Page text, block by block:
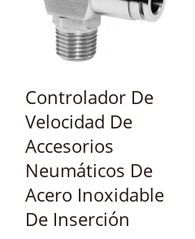
Controlador De
Velocidad De
Accesorios
Neumáticos De
Acero Inoxidable
De Inserción